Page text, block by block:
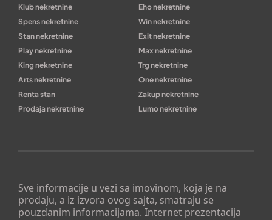
Sve informacije u vezi sa imovinom, koja je na
prodaju, a iz izvora ovog sajta, smatraju se
pouzdanim informacijama. Internet prezentacija
Klub nekretnine
Eho nekretnine
Spens nekretnine
Win nekretnine
Stan nekretnine
Exit nekretnine
Play nekretnine
Max nekretnine
King nekretnine
Trg nekretnine
Arts nekretnine
One nekretnine
Renta stan
Zakup nekretnine
Prodaja nekretnine
Lumo nekretnine